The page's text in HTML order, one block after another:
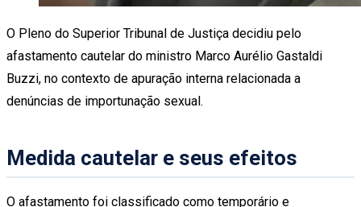
O Pleno do Superior Tribunal de Justiça decidiu pelo
afastamento cautelar do ministro Marco Aurélio Gastaldi
Buzzi, no contexto de apuração interna relacionada a
denúncias de importunação sexual.
Medida cautelar e seus efeitos
O afastamento foi classificado como temporário e